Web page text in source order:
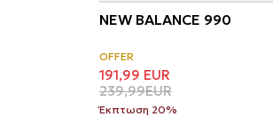
NEW BALANCE 990
OFFER
191,99 EUR
239,99EUR
Έκπτωση 20%